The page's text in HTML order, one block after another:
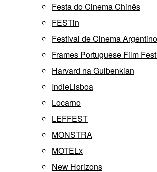
Festa do Cinema Chinês
FESTin
Festival de Cinema Argentino
Frames Portuguese Film
Harvard na Gulbenkian
IndieLisboa
Locarno
LEFFEST
MONSTRA
MOTELx
New Horizons